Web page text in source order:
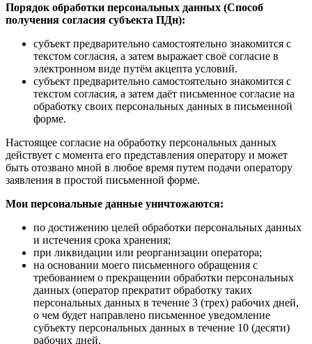
Порядок обработки персональных данных (Способ
получения согласия субъекта ПДн):
субъект предварительно самостоятельно знакомится с
текстом согласия, а затем выражает своё согласие в
электронном виде путём акцепта условий.
субъект предварительно самостоятельно знакомится с
текстом согласия, а затем даёт письменное согласие на
обработку своих персональных данных в письменной
форме.
Настоящее согласие на обработку персональных данных
действует с момента его представления оператору и может
быть отозвано мной в любое время путем подачи оператору
заявления в простой письменной форме.
Мои персональные данные уничтожаются:
по достижению целей обработки персональных данных
и истечения срока хранения;
при ликвидации или реорганизации оператора;
на основании моего письменного обращения с
требованием о прекращении обработки персональных
данных (оператор прекратит обработку таких
персональных данных в течение 3 (трех) рабочих дней,
о чем будет направлено письменное уведомление
субъекту персональных данных в течение 10 (десяти)
рабочих дней.